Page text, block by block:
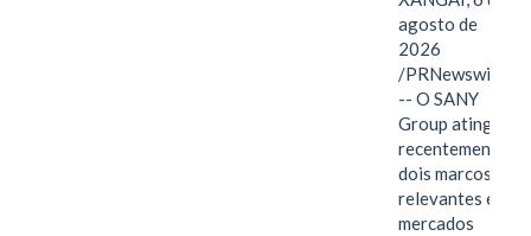
agosto de
2026
/PRNewswire/
-- O SANY
Group atingiu
recentemente
dois marcos
relevantes em
mercados